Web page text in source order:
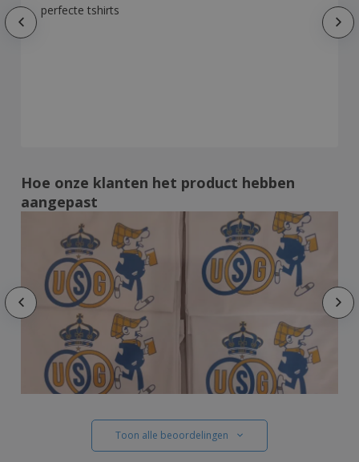
perfecte tshirts
Hoe onze klanten het product hebben
aangepast
Toon alle beoordelingen